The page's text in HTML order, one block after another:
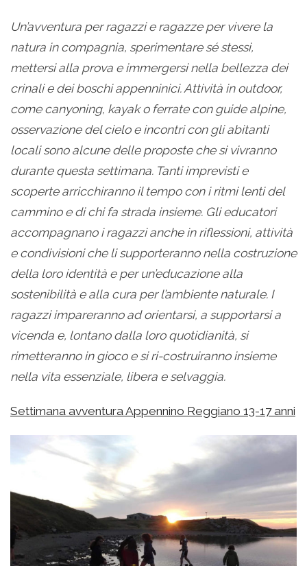
Un’avventura per ragazzi e ragazze per vivere la
natura in compagnia, sperimentare sé stessi,
mettersi alla prova e immergersi nella bellezza dei
crinali e dei boschi appenninici. Attività in outdoor,
come canyoning, kayak o ferrate con guide alpine,
osservazione del cielo e incontri con gli abitanti
locali sono alcune delle proposte che si vivranno
durante questa settimana. Tanti imprevisti e
scoperte arricchiranno il tempo con i ritmi lenti del
cammino e di chi fa strada insieme. Gli educatori
accompagnano i ragazzi anche in riflessioni, attività
e condivisioni che li supporteranno nella costruzione
della loro identità e per un’educazione alla
sostenibilità e alla cura per l’ambiente naturale. I
ragazzi impareranno ad orientarsi, a supportarsi a
vicenda e, lontano dalla loro quotidianità, si
rimetteranno in gioco e si ri-costruiranno insieme
nella vita essenziale, libera e selvaggia.
Settimana avventura Appennino Reggiano 13-17 anni